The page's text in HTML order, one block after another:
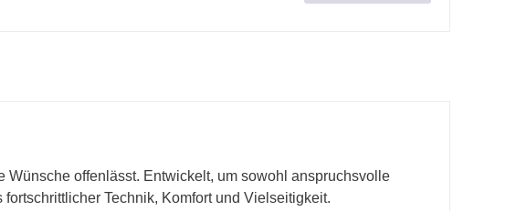
offenlässt. Entwickelt, um sowohl anspruchsvolle
Technik, Komfort und Vielseitigkeit.